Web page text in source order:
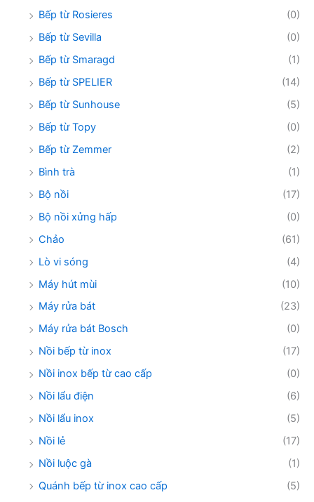
Bếp từ Rosieres
(0)
Bếp từ Sevilla
(0)
Bếp từ Smaragd
(1)
Bếp từ SPELIER
(14)
Bếp từ Sunhouse
(5)
Bếp từ Topy
(0)
Bếp từ Zemmer
(2)
Bình trà
(1)
Bộ nồi
(17)
Bộ nồi xửng hấp
(0)
Chảo
(61)
Lò vi sóng
(4)
Máy hút mùi
(10)
Máy rửa bát
(23)
Máy rửa bát Bosch
(0)
Nồi bếp từ inox
(17)
Nồi inox bếp từ cao cấp
(0)
Nồi lẩu điện
(6)
Nồi lẩu inox
(5)
Nồi lẻ
(17)
Nồi luộc gà
(1)
Quánh bếp từ inox cao cấp
(5)